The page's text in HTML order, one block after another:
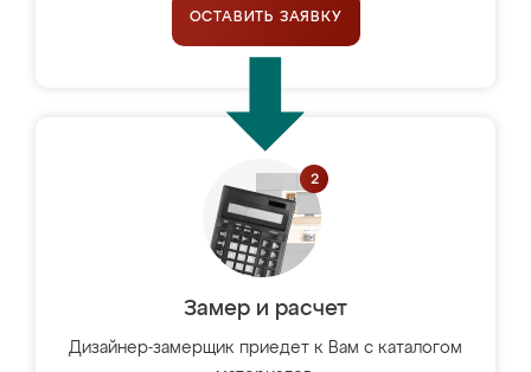
ОСТАВИТЬ ЗАЯВКУ
Замер и расчет
Дизайнер-замерщик приедет к Вам с каталогом